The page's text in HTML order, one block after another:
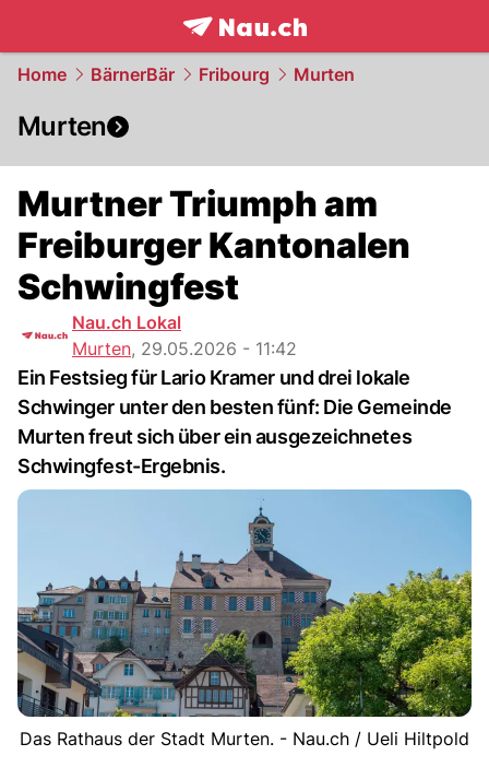
frontpage.NAU.ch
Home BärnerBär Fribourg Murten
Murten
Murtner Triumph am
Freiburger Kantonalen
Schwingfest
Nau.ch Lokal
Murten, 29.05.2026 - 11:42
Ein Festsieg für Lario Kramer und drei lokale
Schwinger unter den besten fünf: Die Gemeinde
Murten freut sich über ein ausgezeichnetes
Schwingfest-Ergebnis.
Das Rathaus der Stadt Murten. - Nau.ch / Ueli Hiltpold